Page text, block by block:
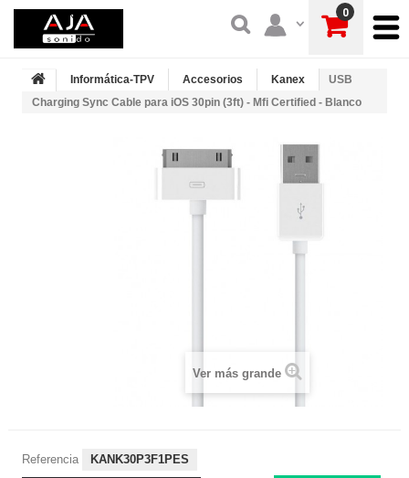
0
Informática-TPV Accesorios Kanex
USB
Charging Sync Cable para iOS 30pin (3ft) - Mfi Certified - Blanco
Ver más grande
Referencia KANK30P3F1PES